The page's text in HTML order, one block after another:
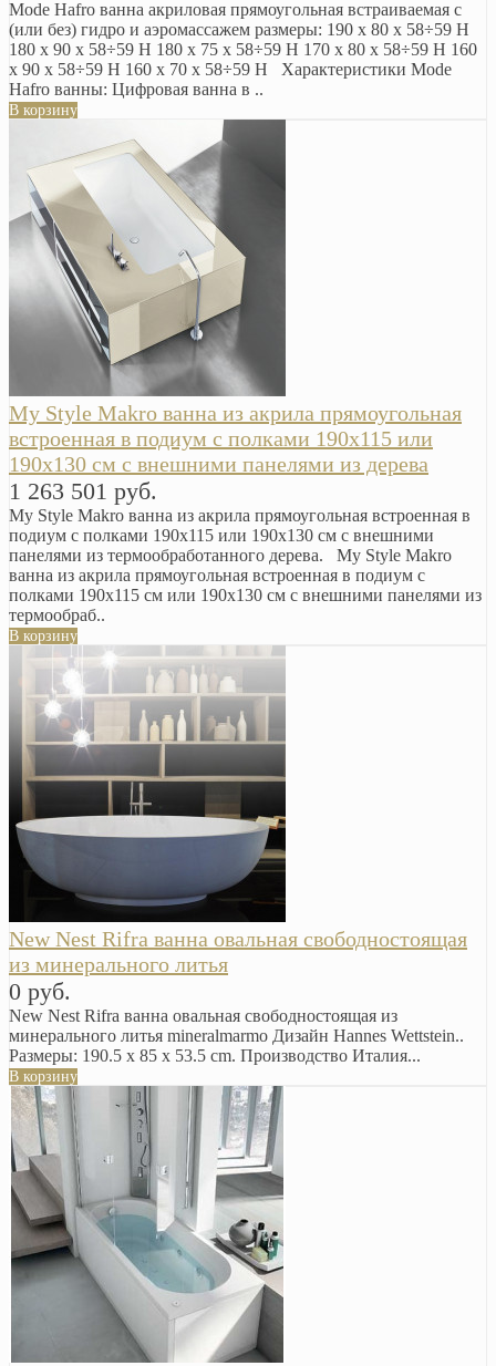
Mode Hafro ванна акриловая прямоугольная встраиваемая с
(или без) гидро и аэромассажем размеры: 190 x 80 x 58÷59 H
180 x 90 x 58÷59 H 180 x 75 x 58÷59 H 170 x 80 x 58÷59 H 160
x 90 x 58÷59 H 160 x 70 x 58÷59 H Характеристики Mode
Hafro ванны: Цифровая ванна в ..
В корзину
My Style Makro ванна из акрила прямоугольная
встроенная в подиум с полками 190х115 или
190х130 см с внешними панелями из дерева
1 263 501 руб.
My Style Makro ванна из акрила прямоугольная встроенная в
подиум с полками 190х115 или 190х130 см с внешними
панелями из термообработанного дерева. My Style Makro
ванна из акрила прямоугольная встроенная в подиум с
полками 190х115 см или 190х130 см с внешними панелями из
термообраб..
В корзину
New Nest Rifra ванна овальная свободностоящая
из минерального литья
0 руб.
New Nest Rifra ванна овальная свободностоящая из
минерального литья mineralmarmo Дизайн Hannes Wettstein..
Размеры: 190.5 x 85 x 53.5 cm. Производство Италия...
В корзину